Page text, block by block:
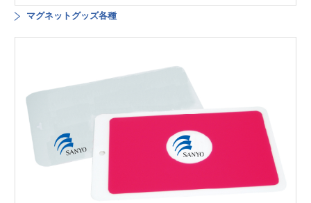
マグネットグッズ各種